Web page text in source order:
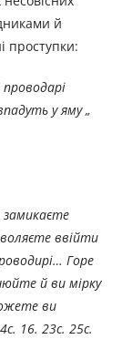
й
проступки:
проводарі
у яму „
ввійти
Горе
й ви мірку
ви
16. 23с. 25с.